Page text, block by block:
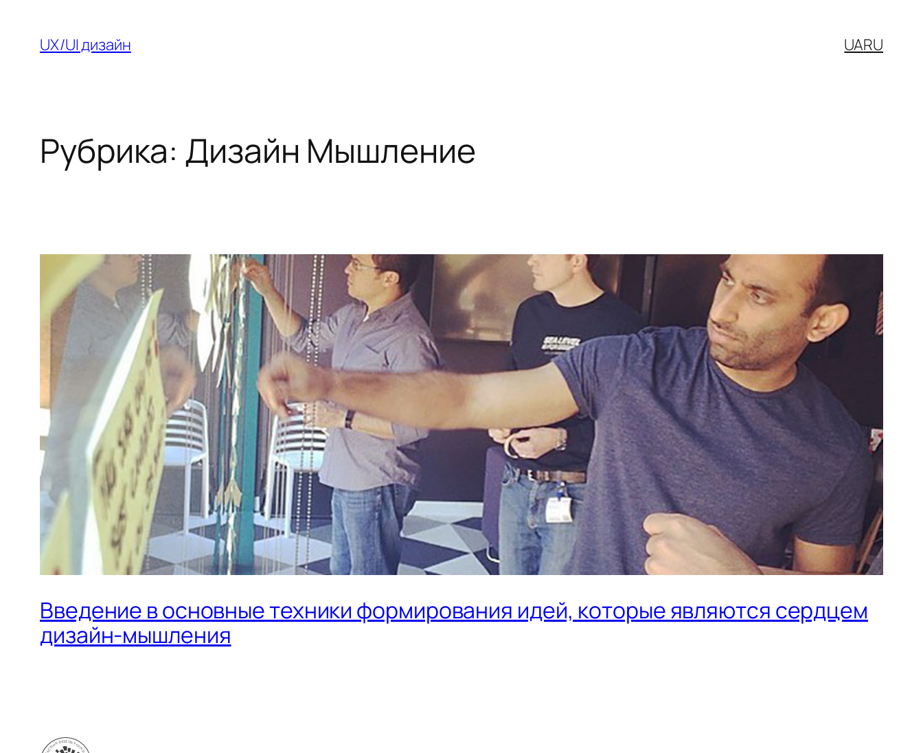
содержимому
UX/UI дизайн UARU
Рубрика: Дизайн Мышление
Введение в основные техники формирования идей, которые являются сердцем
дизайн-мышления